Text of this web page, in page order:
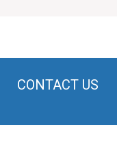
CONTACT US